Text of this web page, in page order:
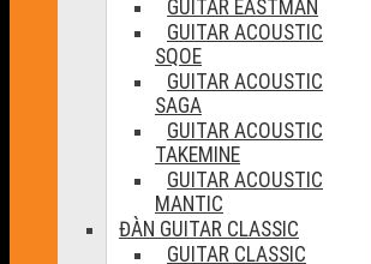
GUITAR EASTMAN
GUITAR ACOUSTIC
SQOE
GUITAR ACOUSTIC
SAGA
GUITAR ACOUSTIC
TAKEMINE
GUITAR ACOUSTIC
MANTIC
ĐÀN GUITAR CLASSIC
GUITAR CLASSIC